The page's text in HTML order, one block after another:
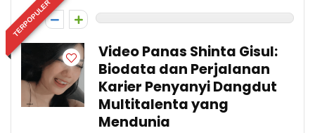
TERPOPULER
0
Video Panas Shinta Gisul:
Biodata dan Perjalanan
Karier Penyanyi Dangdut
Multitalenta yang
Mendunia